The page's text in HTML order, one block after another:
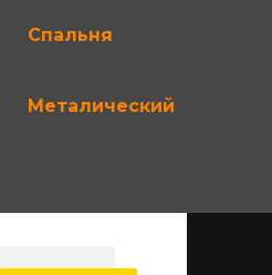
Спальня
Металический